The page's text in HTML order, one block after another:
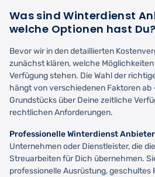
Was sind Winterdienst
welche Optionen hast Du?
Bevor wir in den detaillierten
zunächst klären, welche
Verfügung stehen. Die Wahl der
hängt von verschiedenen Faktoren ab
Grundstücks über Deine zeitliche
rechtlichen Anforderungen.
Professionelle Winterdienst Anbieter
Unternehmen oder Dienstleister, die
Streuarbeiten für Dich übernehmen.
professionelle Ausrüstung, geschultes